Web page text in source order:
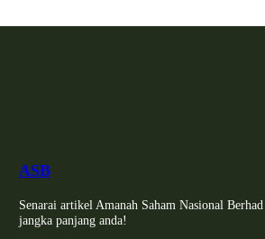
ASB
Senarai artikel Amanah Saham Nasional
jangka panjang anda!